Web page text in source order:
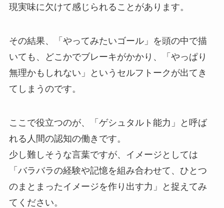
現実味に欠けて感じられることがあります。
その結果、「やってみたいゴール」を頭の中で描
いても、どこかでブレーキがかかり、「やっぱり
無理かもしれない」というセルフトークが出てき
てしまうのです。
ここで役立つのが、「ゲシュタルト能力」と呼ば
れる人間の認知の働きです。
少し難しそうな言葉ですが、イメージとしては
「バラバラの経験や記憶を組み合わせて、ひとつ
のまとまったイメージを作り出す力」と捉えてみ
てください。